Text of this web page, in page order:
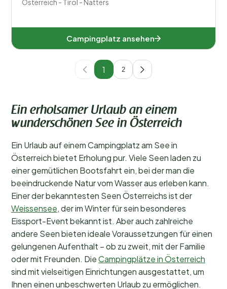
Österreich - Tirol - Natters
Campingplatz ansehen
1 2
Ein erholsamer Urlaub an einem
wunderschönen See in Österreich
Ein Urlaub auf einem Campingplatz am See in
Österreich bietet Erholung pur. Viele Seen laden zu
einer gemütlichen Bootsfahrt ein, bei der man die
beeindruckende Natur vom Wasser aus erleben kann.
Einer der bekanntesten Seen Österreichs ist der
Weissensee, der im Winter für sein besonderes
Eissport-Event bekannt ist. Aber auch zahlreiche
andere Seen bieten ideale Voraussetzungen für einen
gelungenen Aufenthalt – ob zu zweit, mit der Familie
oder mit Freunden. DieCampingplätze in Österreich
sind mit vielseitigen Einrichtungen ausgestattet, um
Ihnen einen unbeschwerten Urlaub zu ermöglichen.